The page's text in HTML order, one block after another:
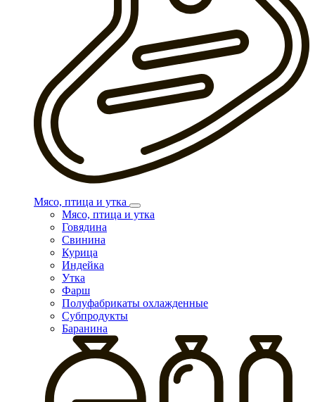
Мясо, птица и утка
Мясо, птица и утка
Говядина
Свинина
Курица
Индейка
Утка
Фарш
Полуфабрикаты охлажденные
Субпродукты
Баранина